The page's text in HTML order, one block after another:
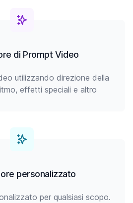
di Prompt Video
utilizzando direzione della
effetti speciali e altro
personalizzato
per qualsiasi scopo.